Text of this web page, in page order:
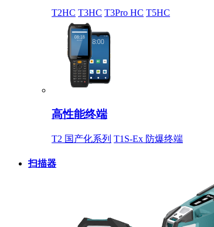
T2HC T3HC T3Pro HC T5HC
高性能终端
T2 国产化系列 T1S-Ex 防爆终端
扫描器